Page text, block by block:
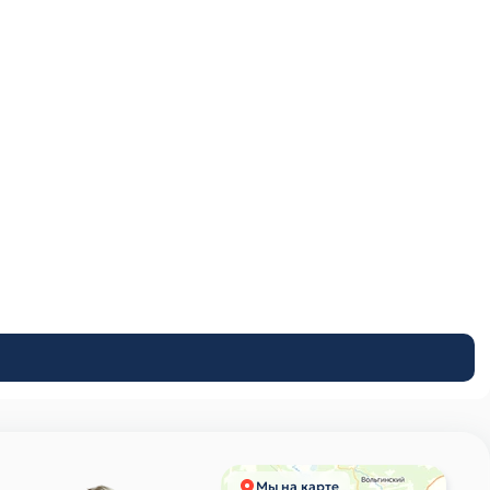
Мы на карте